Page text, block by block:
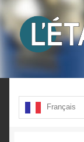
Aller
à
Aller
au
contenu
Produits
A propos
Français